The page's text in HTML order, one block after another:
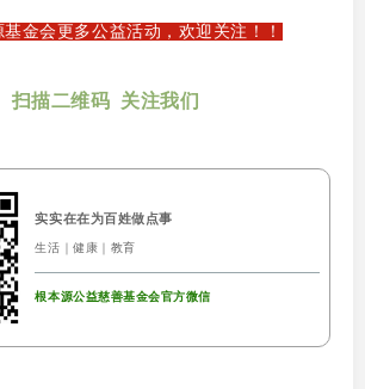
金会更多公益活动，欢迎关注！！
扫描二维码 关注我们
实实在在为百姓做点事
生活｜健康｜教育
根本源公益慈善基金会官方微信